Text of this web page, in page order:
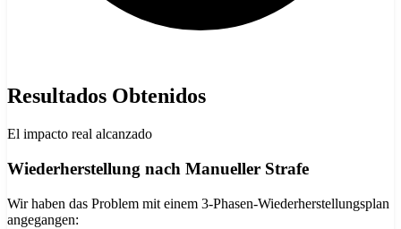
Resultados Obtenidos
El impacto real alcanzado
Wiederherstellung nach Manueller Strafe
Wir haben das Problem mit einem 3-Phasen-Wiederherstellungsplan
angegangen: